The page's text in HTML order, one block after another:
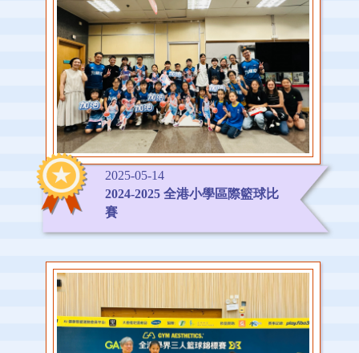
2025-05-14
2024-2025 全港小學區際籃球比
賽